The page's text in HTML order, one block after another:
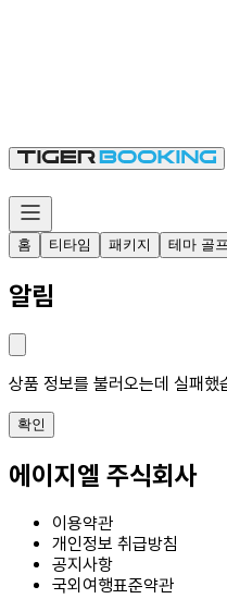
홈 티타임 패키지 테마 골프
알림
상품 정보를 불러오는데 실패했
확인
에이지엘 주식회사
이용약관
개인정보 취급방침
공지사항
국외여행표준약관